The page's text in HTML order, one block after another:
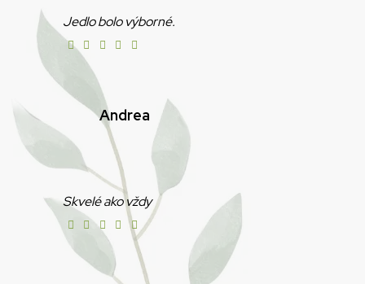
Jedlo bolo výborné.
Andrea
Skvelé ako vždy